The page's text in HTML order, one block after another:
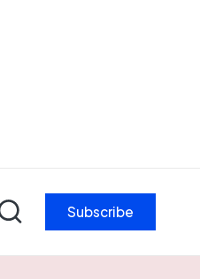
Subscribe